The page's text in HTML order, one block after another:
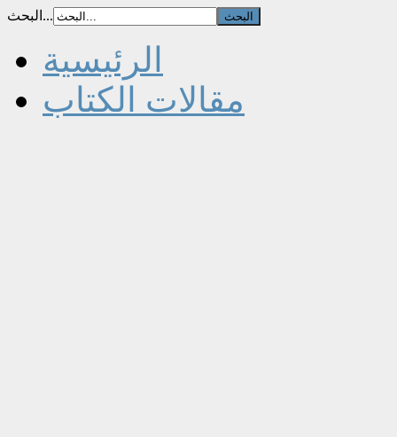
البحث...
الرئيسية
مقالات الكتاب